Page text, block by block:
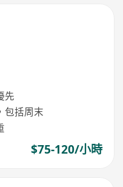
先
包括周末
$75-120/小時